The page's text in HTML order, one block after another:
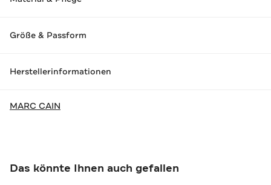
Größe & Passform
Herstellerinformationen
MARC CAIN
Das könnte Ihnen auch gefallen